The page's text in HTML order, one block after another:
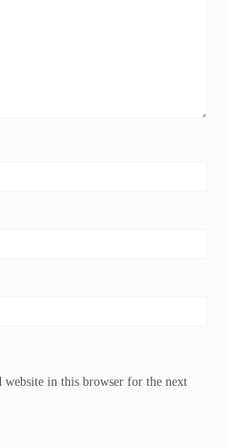
website in this browser for the next